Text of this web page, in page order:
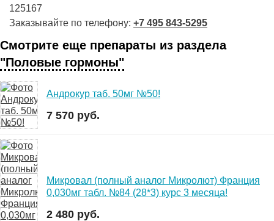
125167
Заказывайте по телефону: +7 495 843-5295
Смотрите еще препараты из раздела
"Половые гормоны"
Андрокур таб. 50мг №50!
7 570 руб.
Микровал (полный аналог Микролют) Франция
0,030мг табл. №84 (28*3) курс 3 месяца!
2 480 руб.